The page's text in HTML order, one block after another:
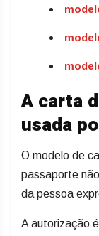
A carta
usada
O modelo de
passaporte​
da pessoa
A autorização